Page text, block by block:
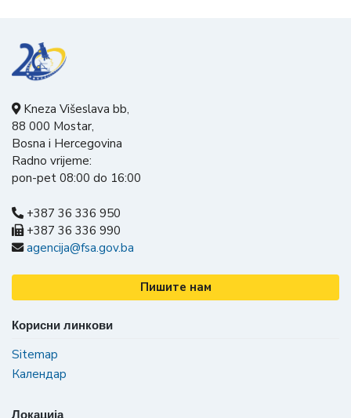
Kneza Višeslava bb,
88 000 Mostar,
Bosna i Hercegovina
Radno vrijeme:
pon-pet 08:00 do 16:00
+387 36 336 950
+387 36 336 990
agencija@fsa.gov.ba
Пишите нам
Корисни линкови
Sitemap
Календар
Локација